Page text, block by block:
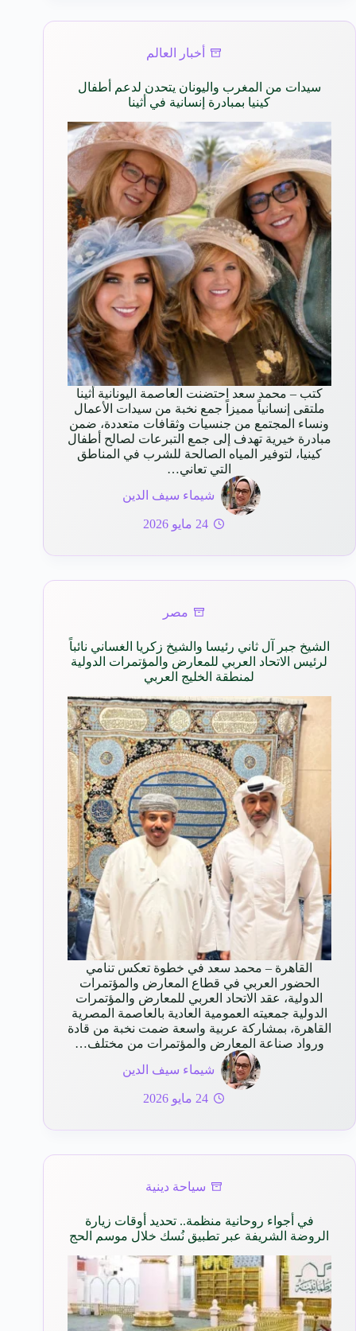
أخبار العالم
سيدات من المغرب واليونان يتحدن لدعم أطفال
كينيا بمبادرة إنسانية في أثينا
كتب – محمد سعد احتضنت العاصمة اليونانية أثينا
ملتقى إنسانياً مميزاً جمع نخبة من سيدات الأعمال
ونساء المجتمع من جنسيات وثقافات متعددة، ضمن
مبادرة خيرية تهدف إلى جمع التبرعات لصالح أطفال
كينيا، لتوفير المياه الصالحة للشرب في المناطق
التي تعاني…
شيماء سيف الدين
24 مايو 2026
مصر
الشيخ جبر آل ثاني رئيسا والشيخ زكريا الغساني نائباً
لرئيس الاتحاد العربي للمعارض والمؤتمرات الدولية
لمنطقة الخليج العربي
القاهرة – محمد سعد في خطوة تعكس تنامي
الحضور العربي في قطاع المعارض والمؤتمرات
الدولية، عقد الاتحاد العربي للمعارض والمؤتمرات
الدولية جمعيته العمومية العادية بالعاصمة المصرية
القاهرة، بمشاركة عربية واسعة ضمت نخبة من قادة
ورواد صناعة المعارض والمؤتمرات من مختلف…
شيماء سيف الدين
24 مايو 2026
سياحة دينية
في أجواء روحانية منظمة.. تحديد أوقات زيارة
الروضة الشريفة عبر تطبيق نُسك خلال موسم الحج